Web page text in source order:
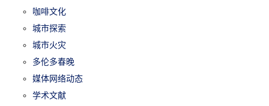
咖啡文化
城市探索
城市火灾
多伦多春晚
媒体网络动态
学术文献